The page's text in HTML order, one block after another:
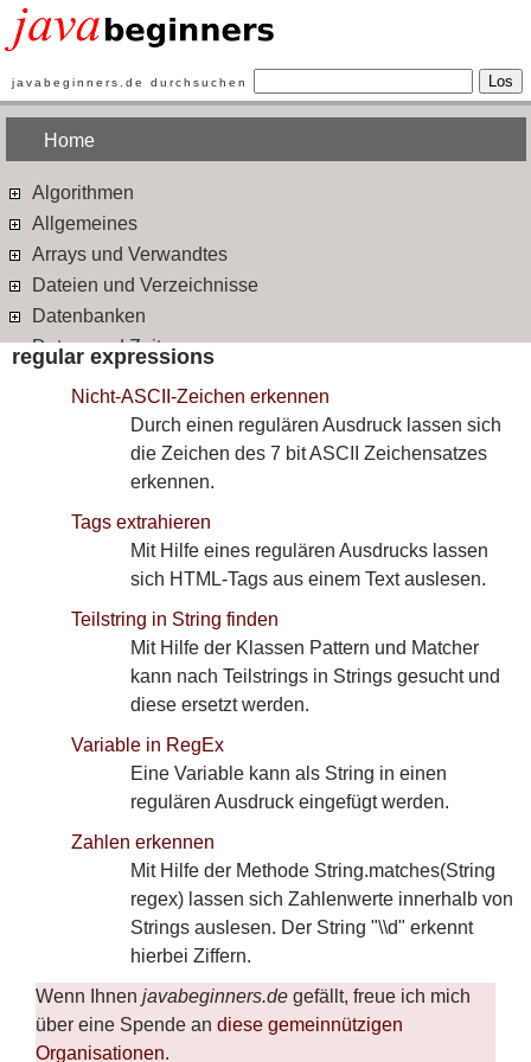
javabeginners.de durchsuchen Los
Home
Algorithmen
Allgemeines
Arrays und Verwandtes
Dateien und Verzeichnisse
Datenbanken
Datum und Zeit
Ein- und Ausgabe
Grafik
Klassen und Interfaces
Mac-Besonderheiten
Mathematisches
Netzwerk
Sammlungen und Listen
Schleifen und Verzweigungen
Schrift
Systemzugriff
Tools
XML
regular expressions
Nicht-ASCII-Zeichen erkennen
Durch einen regulären Ausdruck lassen sich
die Zeichen des 7 bit ASCII Zeichensatzes
erkennen.
Tags extrahieren
Mit Hilfe eines regulären Ausdrucks lassen
sich HTML-Tags aus einem Text auslesen.
Teilstring in String finden
Mit Hilfe der Klassen Pattern und Matcher
kann nach Teilstrings in Strings gesucht und
diese ersetzt werden.
Variable in RegEx
Eine Variable kann als String in einen
regulären Ausdruck eingefügt werden.
Zahlen erkennen
Mit Hilfe der Methode String.matches(String
regex) lassen sich Zahlenwerte innerhalb von
Strings auslesen. Der String "\\d" erkennt
hierbei Ziffern.
Wenn Ihnen javabeginners.de gefällt, freue ich mich
über eine Spende an diese gemeinnützigen
Organisationen.